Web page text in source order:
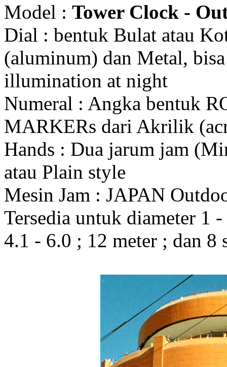
Model : Tower Clock -
Dial : bentuk Bulat atau
(aluminum) dan Metal,
illumination at night
Numeral : Angka bentuk
MARKERs dari Akrilik
Hands : Dua jarum jam
atau Plain style
Mesin Jam : JAPAN
Tersedia untuk diameter 1
4.1 - 6.0 ; 12 meter ; dan 8